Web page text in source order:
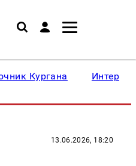
Кургана
13.06.2026, 18:20